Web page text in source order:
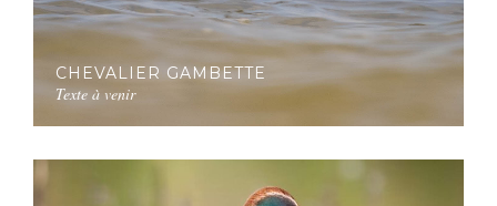
CHEVALIER GAMBETTE
Texte à venir